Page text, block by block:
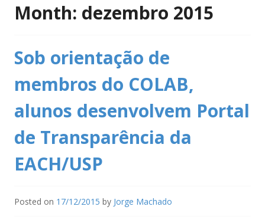
Month: dezembro 2015
Sob orientação de
membros do COLAB,
alunos desenvolvem Portal
de Transparência da
EACH/USP
Posted on 17/12/2015 by Jorge Machado